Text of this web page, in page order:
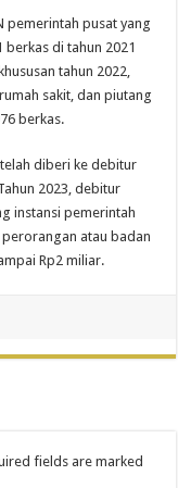
pemerintah pusat yang
berkas di tahun 2021
tahun 2022,
sakit, dan piutang
berkas.
diberi ke debitur
2023, debitur
instansi pemerintah
atau badan
Rp2 miliar.
fields are marked